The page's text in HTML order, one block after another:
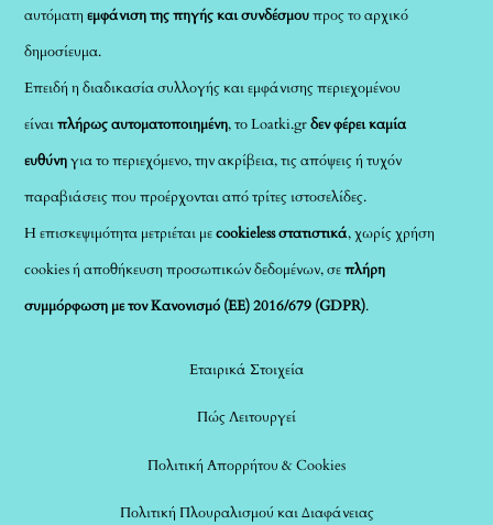
αυτόματηεμφάνιση της πηγής και συνδέσμουπρος το αρχικό
δημοσίευμα.
Επειδή η διαδικασία συλλογής και εμφάνισης περιεχομένου
είναιπλήρως αυτοματοποιημένη, το Loatki.grδεν φέρει καμία
ευθύνηγια το περιεχόμενο, την ακρίβεια, τις απόψεις ή τυχόν
παραβιάσεις που προέρχονται από τρίτες ιστοσελίδες.
Η επισκεψιμότητα μετριέται μεcookieless στατιστικά, χωρίς χρήση
cookies ή αποθήκευση προσωπικών δεδομένων, σεπλήρη
συμμόρφωση με τον Κανονισμό (ΕΕ) 2016/679 (GDPR).
Εταιρικά Στοιχεία
Πώς Λειτουργεί
Πολιτική Απορρήτου & Cookies
Πολιτική Πλουραλισμού και Διαφάνειας